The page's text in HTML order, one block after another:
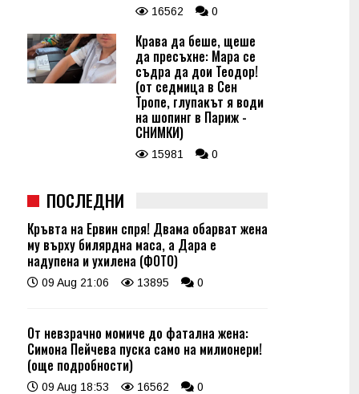
16562 0
Крава да беше, щеше
да пресъхне: Мара се
съдра да дои Теодор!
(от седмица в Сен
Тропе, глупакът я води
на шопинг в Париж -
СНИМКИ)
15981 0
ПОСЛЕДНИ
Кръвта на Ервин спря! Двама обарват жена
му върху билярдна маса, а Дара е
надупена и ухилена (ФОТО)
09 Aug 21:06 13895 0
От невзрачно момиче до фатална жена:
Симона Пейчева пуска само на милионери!
(още подробности)
09 Aug 18:53 16562 0